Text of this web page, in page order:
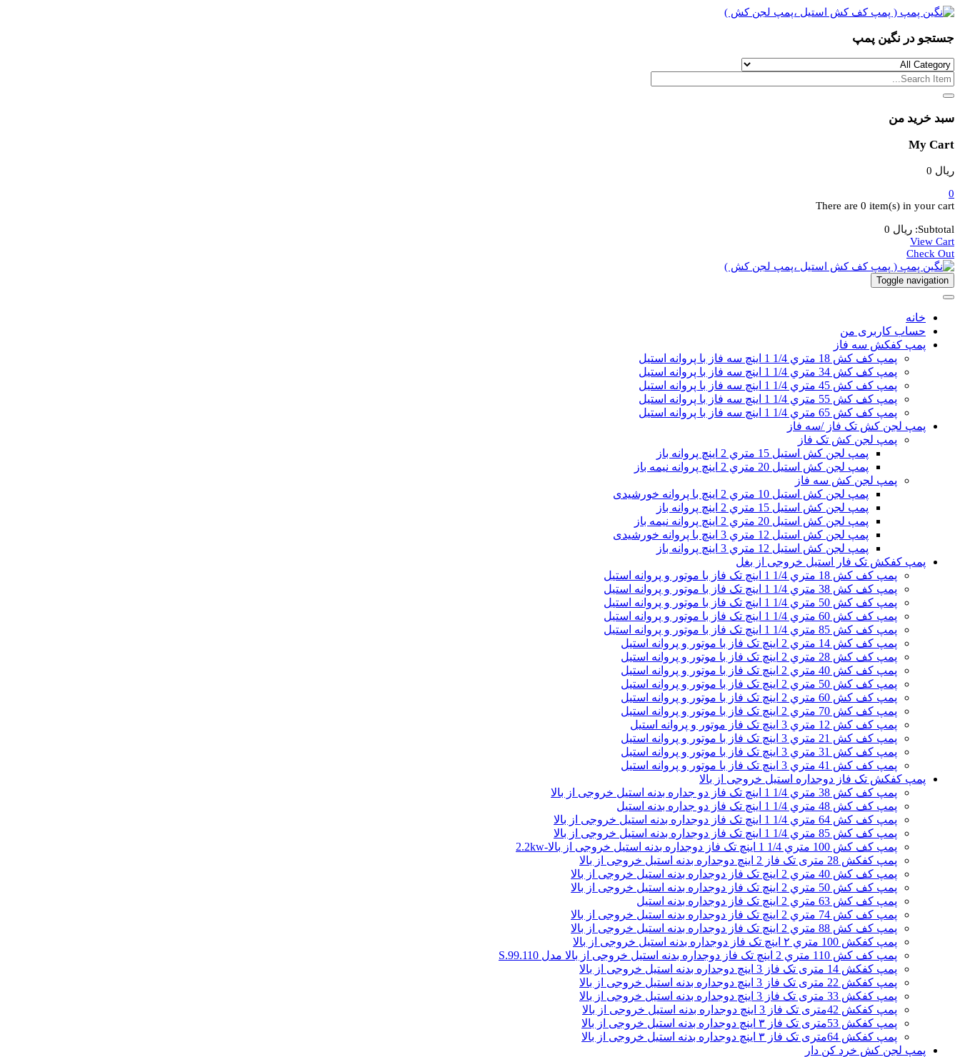
جستجو در نگین پمپ
سبد خرید من
My Cart
ریال
0
There are 0 item(s) in your cart
Subtotal: ریال
View Cart
Check Out
Toggle navigation
خانه
حساب کاربری من
پمپ کفکش سه فاز
پمپ کف کش 18 متري 1/4 1 اینچ سه فاز با پروانه استیل
پمپ کف کش 34 متري 1/4 1 اینچ سه فاز با پروانه استیل
پمپ کف کش 45 متري 1/4 1 اینچ سه فاز با پروانه استیل
پمپ کف کش 55 متري 1/4 1 اینچ سه فاز با پروانه استیل
پمپ کف کش 65 متري 1/4 1 اینچ سه فاز با پروانه استیل
پمپ لجن کش تک فاز /سه فاز
پمپ لجن کش تک فاز
پمپ لجن کش استیل 15 متري 2 اینچ پروانه باز
پمپ لجن کش استیل 20 متري 2 اینچ پروانه نیمه باز
پمپ لجن کش سه فاز
پمپ لجن کش استیل 10 متري 2 اینچ با پروانه خورشیدی
پمپ لجن کش استیل 15 متري 2 اینچ پروانه باز
پمپ لجن کش استیل 20 متري 2 اینچ پروانه نیمه باز
پمپ لجن کش استیل 12 متري 3 اینچ با پروانه خورشیدی
پمپ لجن کش استیل 12 متري 3 اینچ پروانه باز
پمپ کفکش تک فار استیل خروجی از بغل
پمپ کف کش 18 متري 1/4 1 اینچ تک فاز با موتور و پروانه استیل
پمپ کف کش 38 متري 1/4 1 اینچ تک فاز با موتور و پروانه استیل
پمپ کف کش 50 متري 1/4 1 اینچ تک فاز با موتور و پروانه استیل
پمپ کف کش 60 متري 1/4 1 اینچ تک فاز با موتور و پروانه استیل
پمپ کف کش 85 متري 1/4 1 اینچ تک فاز با موتور و پروانه استیل
پمپ کف کش 14 متري 2 اینچ تک فاز با موتور و پروانه استیل
پمپ کف کش 28 متري 2 اینچ تک فاز با موتور و پروانه استیل
پمپ کف کش 40 متري 2 اینچ تک فاز با موتور و پروانه استیل
پمپ کف کش 50 متري 2 اینچ تک فاز با موتور و پروانه استیل
پمپ کف کش 60 متري 2 اینچ تک فاز با موتور و پروانه استیل
پمپ کف کش 70 متري 2 اینچ تک فاز با موتور و پروانه استیل
پمپ کف کش 12 متري 3 اینچ تک فاز موتور و پروانه استیل
پمپ کف کش 21 متري 3 اینچ تک فاز با موتور و پروانه استیل
پمپ کف کش 31 متري 3 اینچ تک فاز با موتور و پروانه استیل
پمپ کف کش 41 متري 3 اینچ تک فاز با موتور و پروانه استیل
پمپ کفکش تک فاز دوجداره استیل خروجی از بالا
پمپ کف کش 38 متري 1/4 1 اینچ تک فاز دو جداره بدنه استیل خروجی از بالا
پمپ کف کش 48 متري 1/4 1 اینچ تک فاز دو جداره بدنه استیل
پمپ کف کش 64 متري 1/4 1 اینچ تک فاز دوجداره بدنه استیل خروجی از بالا
پمپ کف کش 85 متري 1/4 1 اینچ تک فاز دوجداره بدنه استیل خروجی از بالا
پمپ کف کش 100 متري 1/4 1 اینچ تک فاز دوجداره بدنه استیل خروجی از بالا-2.2kw
پمپ کفکش 28 متری تک فاز 2 اینچ دوجداره بدنه استیل خروجی از بالا
پمپ کف کش 40 متري 2 اینچ تک فاز دوجداره بدنه استیل خروجی از بالا
پمپ کف کش 50 متري 2 اینچ تک فاز دوجداره بدنه استیل خروجی از بالا
پمپ کف کش 63 متري 2 اینچ تک فاز دوجداره بدنه استیل
پمپ کف کش 74 متري 2 اینچ تک فاز دوجداره بدنه استیل خروجی از بالا
پمپ کف کش 88 متري 2 اینچ تک فاز دوجداره بدنه استیل خروجی از بالا
پمپ کفکش 100 متري ۲ اینچ تک فاز دوجداره بدنه استیل خروجی از بالا
پمپ کف کش 110 متري 2 اینچ تک فاز دوجداره بدنه استیل خروجی از بالا مدل S.99.110
پمپ کفکش 14 متری تک فاز 3 اینچ دوجداره بدنه استیل خروجی از بالا
پمپ کفکش 22 متری تک فاز 3 اینچ دوجداره بدنه استیل خروجی از بالا
پمپ کفکش 33 متری تک فاز 3 اینچ دوجداره بدنه استیل خروجی از بالا
پمپ کفکش 42متری تک فاز 3 اینچ دوجداره بدنه استیل خروجی از بالا
پمپ کفکش 53متری تک فاز ۳ اینچ دوجداره بدنه استیل خروجی از بالا
پمپ کفکش 64متری تک فاز ۳ اینچ دوجداره بدنه استیل خروجی از بالا
پمپ لجن کش خرد کن دار